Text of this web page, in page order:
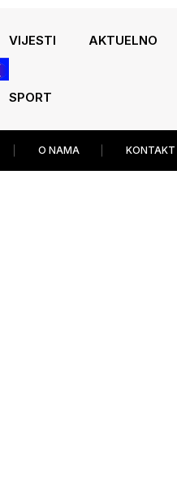
VIJESTI AKTUELNO
SPORT
O NAMA KONTAKT